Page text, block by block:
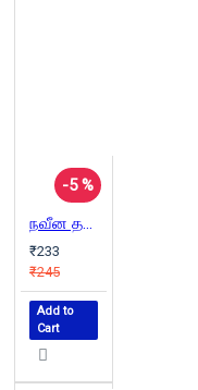
-5 %
நவீன தமிழ்ச் சிறுகதைகள்
₹233
₹245
Add to
Cart